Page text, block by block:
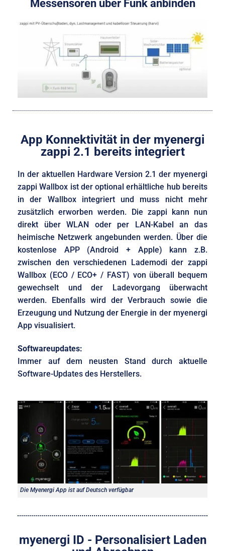
Messensoren über Funk anbinden
App Konnektivität in der myenergi
zappi 2.1 bereits integriert
In der aktuellen Hardware Version 2.1 der myenergi
zappi Wallbox ist der optional erhältliche hub bereits
in der Wallbox integriert und muss nicht mehr
zusätzlich erworben werden. Die zappi kann nun
direkt über WLAN oder per LAN-Kabel an das
heimische Netzwerk angebunden werden. Über die
kostenlose APP (Android + Apple) kann z.B.
zwischen den verschiedenen Lademodi der zappi
Wallbox (ECO / ECO+ / FAST) von überall bequem
gewechselt und der Ladevorgang überwacht
werden. Ebenfalls wird derVerbrauch sowie die
Erzeugung und Nutzung der Energie in der myenergi
App visualisiert.
Softwareupdates:
Immer auf dem neusten Stand durch aktuelle
Software-Updates des Herstellers.
Die Myenergi App ist auf Deutsch verfügbar
myenergi ID - Personalisiert Laden